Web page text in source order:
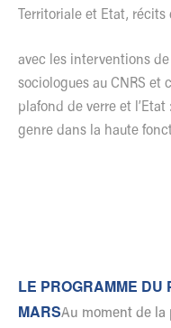
Territoriale et Etat,
avec les interventions de
sociologues au CNRS et
plafond de verre et
genre dans la haute
LE PROGRAMME DU
MARSAu moment de la